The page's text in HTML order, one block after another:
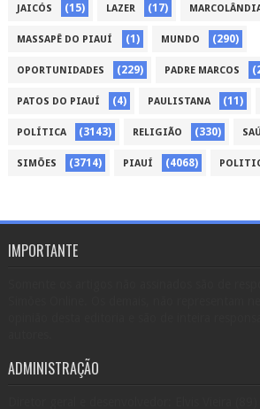
JAICÓS (15) LAZER (17)
MASSAPÊ DO PIAUÍ (1) MUNDO (290)
OPORTUNIDADES (229) PADRE MARCOS
PATOS DO PIAUÍ (4) PAULISTANA (11)
POLÍTICA (3143) RELIGIÃO (330)
SIMÕES (3714) PIAUÍ (4068)
IMPORTANTE
ADMINISTRAÇÃO